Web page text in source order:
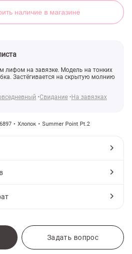
наличие в магазине
лифом на завязке. Модель на тонких
Застёгивается на скрытую молнию
Свидание На завязках
Хлопок Summer Point Pt.2
Задать вопрос
принтом (арт. 46897) ♡